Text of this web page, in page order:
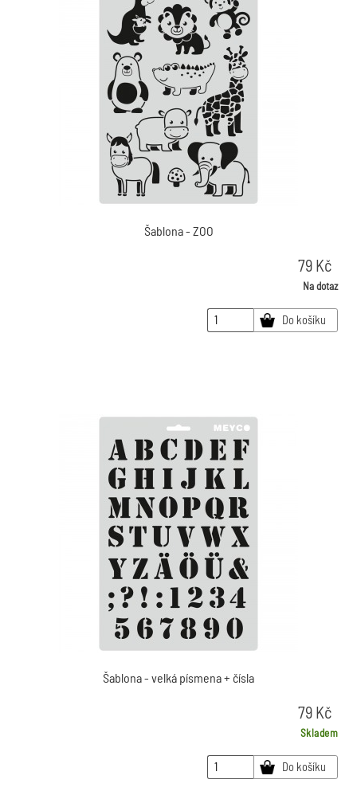
Šablona - ZOO
79Kč
Na dotaz
Do košíku
Šablona - velká písmena + čísla
79Kč
Skladem
Do košíku